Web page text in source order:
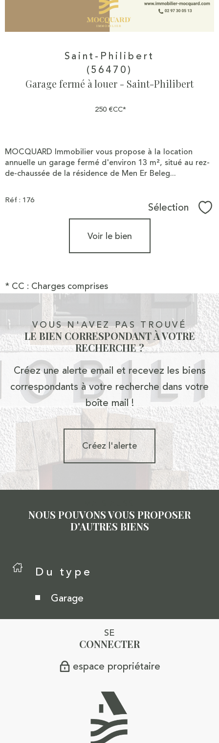
Saint-Philibert
(56470)
Garage fermé à louer - Saint-Philibert
250 €CC*
MOCQUARD Immobilier vous propose à la location
annuelle un garage fermé d'environ 13 m², situé au rez-
de-chaussée de la résidence de Men Er Beleg...
Réf : 176 Sélection
Voir le bien
* CC : Charges comprises
VOUS N'AVEZ PAS TROUVÉ
LE BIEN CORRESPONDANT À VOTRE
RECHERCHE ?
Créez une alerte email et recevez les biens
correspondants à votre recherche dans votre
boîte mail !
Créez l'alerte
NOUS POUVONS VOUS PROPOSER
D'AUTRES BIENS
Du type
Garage
SE
CONNECTER
espace propriétaire